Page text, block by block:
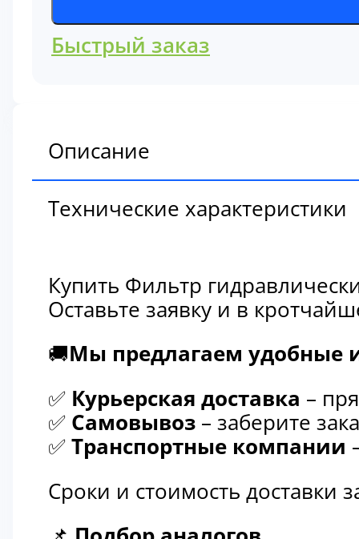
гидравлический
антикоррозийный
5362510
Быстрый заказ
Описание
Технические характеристики
Купить Фильтр
Оставьте заявку и в
🚚Мы предлагаем удобные
✅ Курьерская доставка –
✅ Самовывоз – заберите
✅ Транспортные компании
Сроки и стоимость доставки